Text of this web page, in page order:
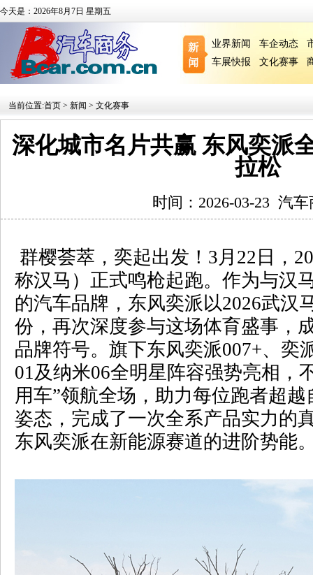
今天是：2026年8月7日 星期五
业界新闻 车企动态
车展快报
文化赛事
当前位置:首页 > 新闻 > 文化赛事
深化城市名片共赢 东风奕派
拉松
时间：2026-03-23 汽车
群樱荟萃，奕起出发！ 3月 22 日，
称汉马）正式鸣枪起跑。作为与汉
的汽车品牌，东风奕派以2026武汉
份，再次深度参与这场体育盛事，
品牌符号。旗下东风奕派007+、奕
01及纳米06全明星阵容强势亮相，
用车”领航全场，助力每位跑者超
姿态，完成了一次全系产品实力的
东风奕派在新能源赛道的进阶势能